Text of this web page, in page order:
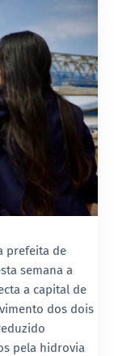
prefeita de
semana a
a capital de
dos dois
pela hidrovia